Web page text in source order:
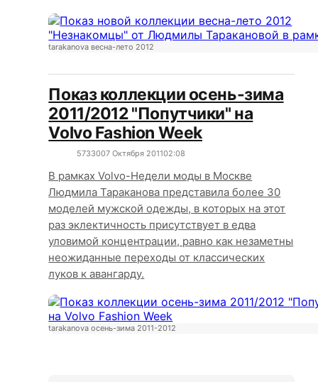
tarakanova весна-лето 2012
Показ коллекции осень-зима
2011/2012 "Попутчики" на
Volvo Fashion Week
5733007 Октября 201102:08
В рамках Volvo-Недели моды в Москве
Людмила Тараканова представила более 30
моделей мужской одежды, в которых на этот
раз эклектичность присутствует в едва
уловимой концентрации, равно как незаметны
неожиданные переходы от классических
луков к авангарду.
tarakanova осень-зима 2011-2012